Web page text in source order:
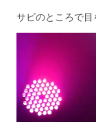
サビのところで